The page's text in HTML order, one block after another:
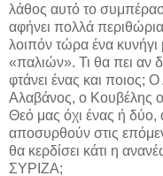
λάθος αυτό το
αφήνει πολλά
λοιπόν τώρα ένα
«παλιών». Τι θα πει αν
φτάνει ένας και ποιος;
Αλαβάνος, ο Κουβέλης
Θεό μας όχι ένας ή
αποσυρθούν στις
θα κερδίσει κάτι η
ΣΥΡΙΖΑ;